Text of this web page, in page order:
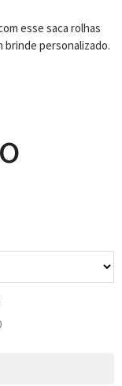
esse saca rolhas
brinde personalizado.